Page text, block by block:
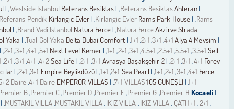
| ,Westside Istanbul Referans Besiktas | ,Referans BesiktasAhteran
Referans Pendik Kirlangic Evler | ,Kirlangic Evler Rams Park House | ,Rams
| ,Brand Vadi Istanbul Natura Ferce| ,Natura FerceAkzirve Strada
Yaka | ,Tual Gol Yaka Delta Dubai Comfort | ,1+1 ,2+1 ,3+1 ,4+1 Alya 4 Mevsim
| ,2+1 ,3+1 ,4+1 ,5+1 Next Level Kemer | ,1+1 ,2+1 ,3+1 ,4.5+1 ,2.5+1 ,5.5+1 ,3.5+1 Self
,2+1 ,3+1 ,4+1 ,4+2Sea Life | ,2+1 ,3+1 Avrasya Başakşehir 2| ,2+1 ,3+1 ,4+1 Forev
| ,2+1 ,3+1 Empire Beylikdüzü| ,1+1 ,2+1 Sea Pearl | ,1+1 ,2+1 ,3+1 ,4+1 Ferce
Daire,4+1 Daire EMPEROR VİLLAS | ,7+1 VİLLAS105 GUNEŞLİ | ,1+1
B,Premier C,Premier D ,Premier E,Premier G ,Premier H Kocaeli|
| ,MÜSTAKİL VİLLA,MÜSTAKİL VİLLA, İKİZ VİLLA ,İKİZ VİLLA, ÇATI 1+1 ,2+1 ,